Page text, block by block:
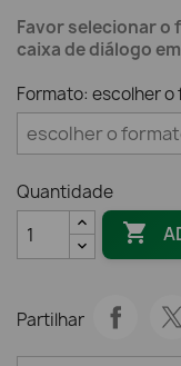
Favor selecionar o
caixa de diálogo
Formato: escolher
Quantidade

Partilhar